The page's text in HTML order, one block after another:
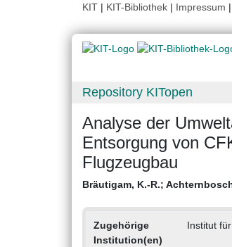
KIT | KIT-Bibliothek | Impressum |
Repository KITopen
Analyse der
Entsorgung von
Flugzeugbau
Bräutigam, K.-R.;
Zugehörige
Institution(en)
Institut